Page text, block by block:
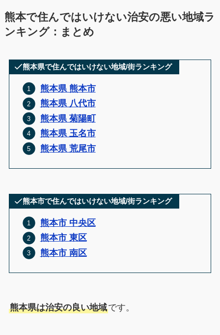
熊本で住んではいけない治安の悪い地域ラ
ンキング：まとめ
熊本県で住んではいけない地域/街ランキング
熊本県 熊本市
熊本県 八代市
熊本県 菊陽町
熊本県 玉名市
熊本県 荒尾市
熊本市で住んではいけない地域/街ランキング
熊本市 中央区
熊本市 東区
熊本市 南区
熊本県は治安の良い地域です。